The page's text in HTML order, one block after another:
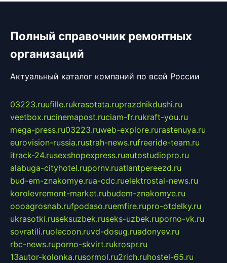
Полный справочник ремонтных
организаций
Актуальный каталог компаний по всей России
03223.ruufille.rukrasotata.ruprazdnikdushi.ru
veetbox.rucinemapost.ruciam-fr.rukraft-you.ru
mega-press.ru03223.ruweb-explore.rurastenuya.ru
eurovision-russia.rustrah-news.rufreeride-team.ru
itrack-24.rusexshopexpress.ruautostudiopro.ru
alabuga-cityhotel.rupornv.ruatlantpereezd.ru
bud-em-znakomye.rua-cdc.ruelektrostal-news.ru
korolevremont-market.rubudem-znakomye.ru
oooagrosnab.rufpodaso.ruemfire.rupro-otdelky.ru
ukrasotki.ruseksuzbek.ruseks-uzbek.ruporno-vk.ru
sovratili.ruolecoon.ruvd-dosug.ruadonyev.ru
rbc-news.ruporno-skvirt.rukrospr.ru
13autor-kolonka.rusormol.ru2rich.ruhostel-65.ru